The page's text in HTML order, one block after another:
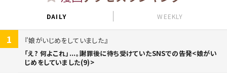
DAILY WEEKLY
1
娘がいじめをしていました
「え? 何よこれ」...。謝罪後に待ち受けていたSNSでの告発<娘がい
じめをしていました(9)>